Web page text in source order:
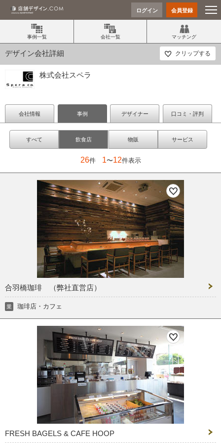
ログイン 会員登録
事例一覧 会社一覧 マッチング
デザイン会社詳細 クリップする
株式会社スペラ
会社情報 事例 デザイナー 口コミ・評判
すべて 飲食店 物販 サービス
26件 1〜12件表示
合羽橋珈琲 （弊社直営店）
業 珈琲店・カフェ
FRESH BAGELS & CAFE HOOP